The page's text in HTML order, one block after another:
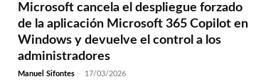
Microsoft cancela el despliegue forzado
de la aplicación Microsoft 365 Copilot en
Windows y devuelve el control a los
administradores
Manuel Sifontes - 17/03/2026